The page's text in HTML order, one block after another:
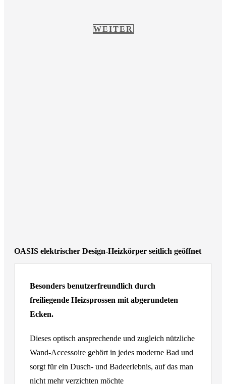
WEITER
OASIS elektrischer Design-Heizkörper seitlich geöffnet
Besonders benutzerfreundlich durch
freiliegende Heizsprossen mit abgerundeten
Ecken.
Dieses optisch ansprechende und zugleich nützliche
Wand-Accessoire gehört in jedes moderne Bad und
sorgt für ein Dusch- und Badeerlebnis, auf das man
nicht mehr verzichten möchte